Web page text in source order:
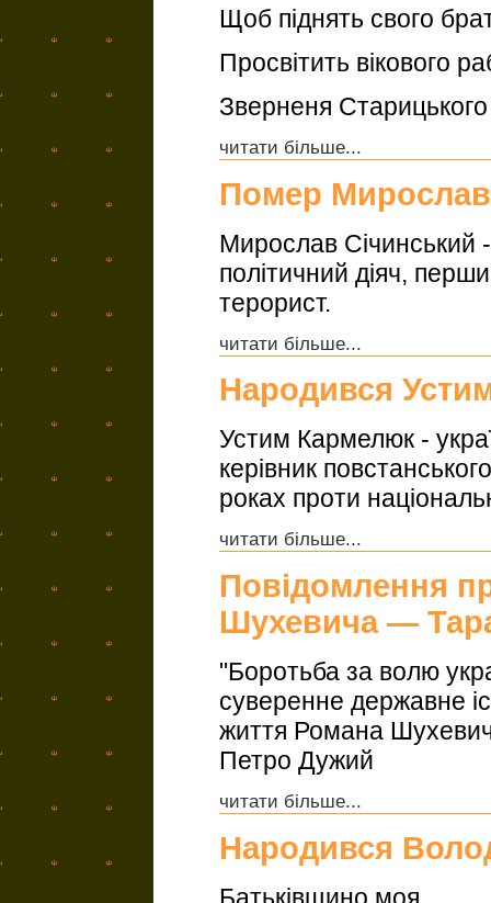
Щоб піднять свого
Просвітить вікового
Зверненя
читати більше...
Помер
Мирослав Січинський
політичний діяч,
терорист.
читати більше...
Народився
Устим Кармелюк -
керівник
роках проти
читати більше...
Повідомлення
Шухевича —
"Боротьба за волю
суверенне державне
життя Романа
Петро Дужий
читати більше...
Народився